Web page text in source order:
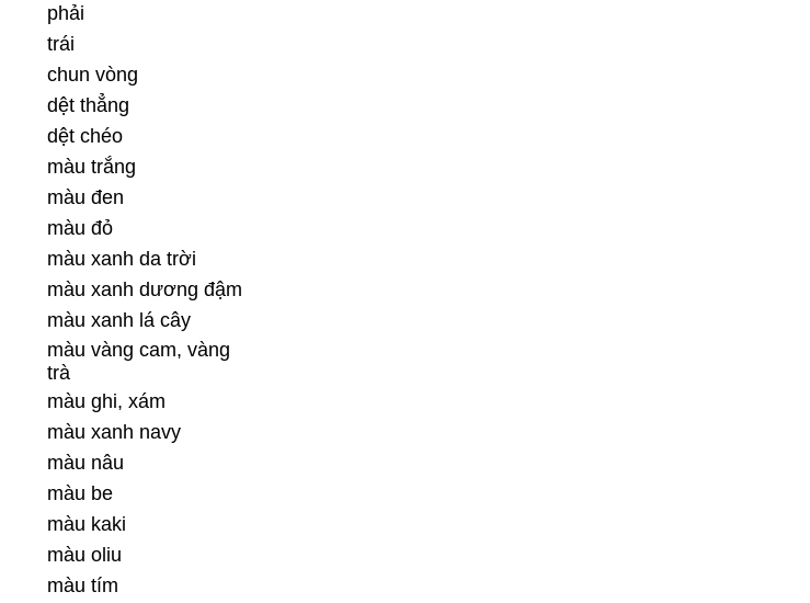
phải
trái
chun vòng
dệt thẳng
dệt chéo
màu trắng
màu đen
màu đỏ
màu xanh da trời
màu xanh dương đậm
màu xanh lá cây
màu vàng cam, vàng
trà
màu ghi, xám
màu xanh navy
màu nâu
màu be
màu kaki
màu oliu
màu tím